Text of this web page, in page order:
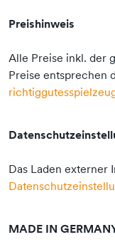
Preishinweis
Alle Preise inkl. der
Preise entsprechen
Das Laden externer
MADE IN